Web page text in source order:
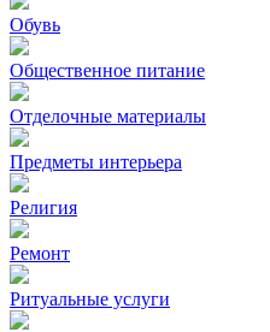
Обувь
Общественное питание
Отделочные материалы
Предметы интерьера
Религия
Ремонт
Ритуальные услуги